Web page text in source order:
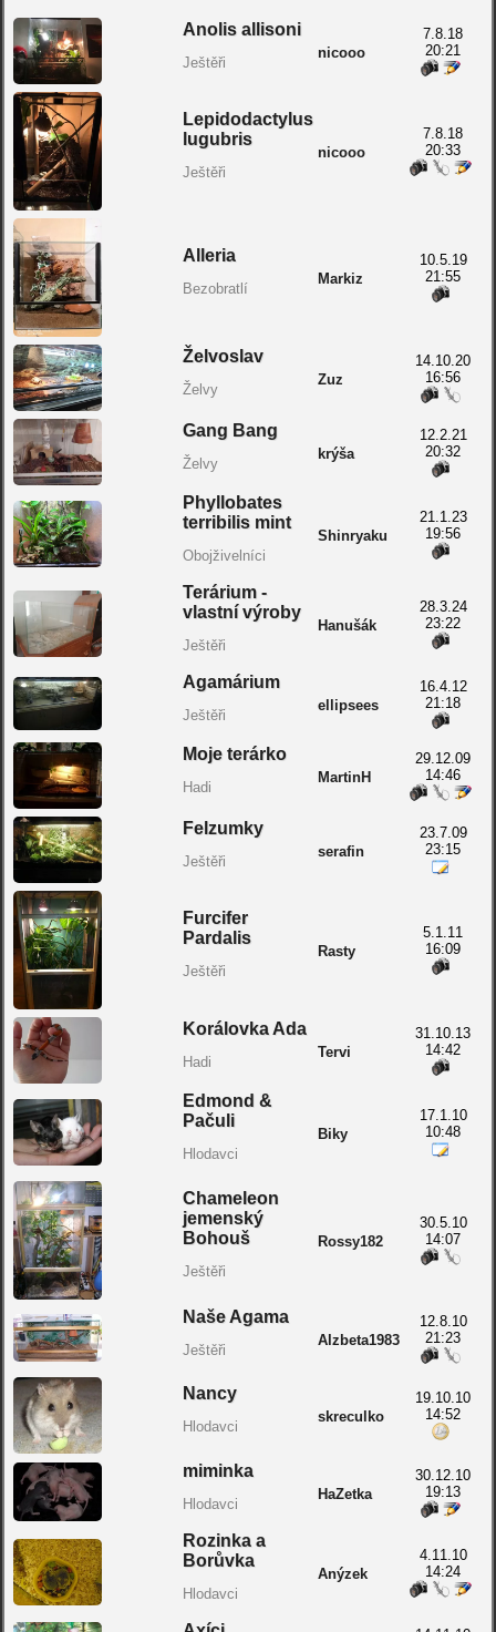
Anolis allisoni
Ještěři
nicooo
7.8.18
20:21
Lepidodactylus
lugubris
Ještěři
nicooo
7.8.18
20:33
Alleria
Bezobratlí
Markiz
10.5.19
21:55
Želvoslav
Želvy
Zuz
14.10.20
16:56
Gang Bang
Želvy
krýša
12.2.21
20:32
Phyllobates
terribilis mint
Obojživelníci
Shinryaku
21.1.23
19:56
Terárium -
vlastní výroby
Ještěři
Hanušák
28.3.24
23:22
Agamárium
Ještěři
ellipsees
16.4.12
21:18
Moje terárko
Hadi
MartinH
29.12.09
14:46
Felzumky
Ještěři
serafin
23.7.09
23:15
Furcifer
Pardalis
Ještěři
Rasty
5.1.11
16:09
Korálovka Ada
Hadi
Tervi
31.10.13
14:42
Edmond &
Pačuli
Hlodavci
Biky
17.1.10
10:48
Chameleon
jemenský
Bohouš
Ještěři
Rossy182
30.5.10
14:07
Naše Agama
Ještěři
Alzbeta1983
12.8.10
21:23
Nancy
Hlodavci
skreculko
19.10.10
14:52
miminka
Hlodavci
HaZetka
30.12.10
19:13
Rozinka a
Borůvka
Hlodavci
Anýzek
4.11.10
14:24